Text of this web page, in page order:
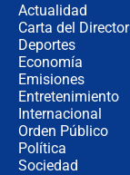
Actualidad
Carta del Director
Deportes
Economía
Emisiones
Entretenimiento
Internacional
Orden Público
Política
Sociedad